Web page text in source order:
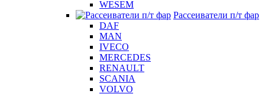
WESEM
Рассеиватели п/т фар
DAF
MAN
IVECO
MERCEDES
RENAULT
SCANIA
VOLVO